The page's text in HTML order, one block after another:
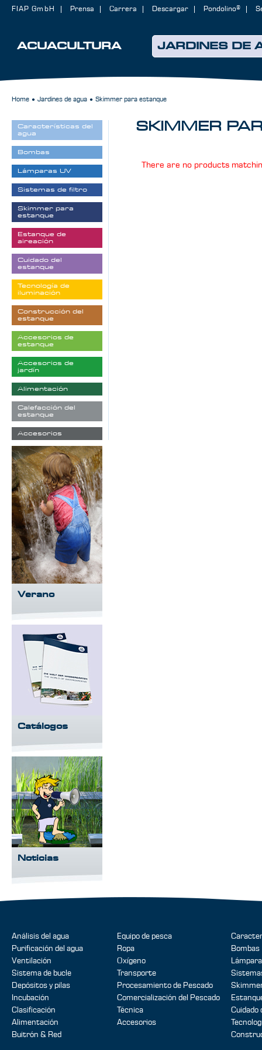
ACUACULTURA JARDINES DE
FIAP GmbH Prensa Carrera Descargar Pondolino®
Home ● Jardines de agua ● Skimmer para estanque
SKIMMER
There are no products
Características del
agua
Bombas
Lámparas UV
Sistemas de filtro
Skimmer para
estanque
Estanque de
aireación
Cuidado del
estanque
Tecnología de
iluminación
Construcción del
estanque
Accesorios de
estanque
Accesorios de
jardín
Alimentación
Calefacción del
estanque
Accesorios
Verano
Catálogos
Noticias
Análisis del agua
Purificación del agua
Ventilación
Sistema de bucle
Depósitos y pilas
Incubación
Clasificación
Alimentación
Buitrón & Red
Equipo de pesca
Ropa
Oxígeno
Transporte
Procesamiento de Pescado
Comercialización del Pescado
Técnica
Accesorios
Bombas
Cuidado